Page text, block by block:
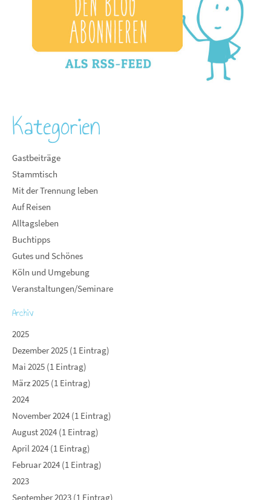
Kategorien
Gastbeiträge
Stammtisch
Mit der Trennung leben
Auf Reisen
Alltagsleben
Buchtipps
Gutes und Schönes
Köln und Umgebung
Veranstaltungen/Seminare
Archiv
2025
Dezember 2025 (1 Eintrag)
Mai 2025 (1 Eintrag)
März 2025 (1 Eintrag)
2024
November 2024 (1 Eintrag)
August 2024 (1 Eintrag)
April 2024 (1 Eintrag)
Februar 2024 (1 Eintrag)
2023
September 2023 (1 Eintrag)